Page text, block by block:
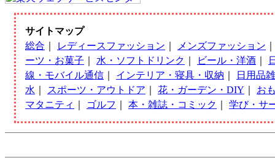
サイトマップ
総合
レディースファッション メンズファッション
ーツ・お菓子
水・ソフトドリンク ビール・洋酒
線・モバイル通信
インテリア・寝具・収納
日用品
水
スポーツ・アウトドア 花・ガーデン・DIY
お
マタニティ
ゴルフ 本・雑誌・コミック 学び・サ